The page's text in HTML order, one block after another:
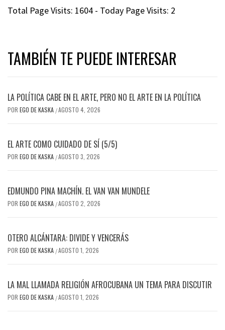
Total Page Visits: 1604 - Today Page Visits: 2
TAMBIÉN TE PUEDE INTERESAR
LA POLÍTICA CABE EN EL ARTE, PERO NO EL ARTE EN LA POLÍTICA
POR EGO DE KASKA /AGOSTO 4, 2026
EL ARTE COMO CUIDADO DE SÍ (5/5)
POR EGO DE KASKA /AGOSTO 3, 2026
EDMUNDO PINA MACHÍN. EL VAN VAN MUNDELE
POR EGO DE KASKA /AGOSTO 2, 2026
OTERO ALCÁNTARA: DIVIDE Y VENCERÁS
POR EGO DE KASKA /AGOSTO 1, 2026
LA MAL LLAMADA RELIGIÓN AFROCUBANA UN TEMA PARA DISCUTIR
POR EGO DE KASKA /AGOSTO 1, 2026